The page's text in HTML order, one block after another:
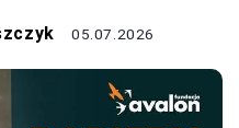
05.07.2026